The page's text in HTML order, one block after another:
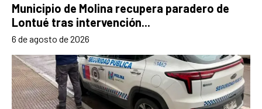
Municipio de Molina recupera paradero de
Lontué tras intervención...
6 de agosto de 2026